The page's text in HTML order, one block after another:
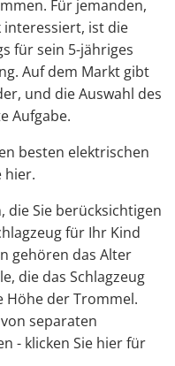
Für jemanden,
interessiert, ist die
für sein 5-jähriges
Auf dem Markt gibt
und die Auswahl des
Aufgabe.
besten elektrischen
hier.
die Sie berücksichtigen
für Ihr Kind
gehören das Alter
die das Schlagzeug
Höhe der Trommel.
separaten
- klicken Sie hierfür